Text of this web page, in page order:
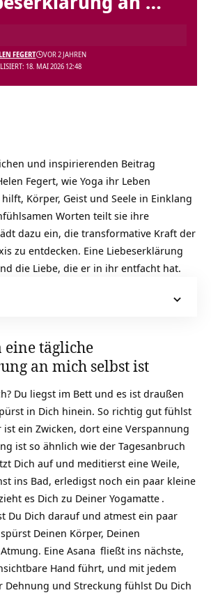
18. MAI 2026 12:48
FEGERT VOR 2 JAHREN
und inspirierenden Beitrag
Fegert, wie Yoga ihr Leben
Körper, Geist und Seele in Einklang
Worten teilt sie ihre
dazu ein, die transformative Kraft der
zu entdecken. Eine Liebeserklärung
die Liebe, die er in ihr entfacht hat.
eine tägliche
an mich selbst ist
Du liegst im Bett und es ist draußen
in Dich hinein. So richtig gut fühlst
ist ein Zwicken, dort eine Verspannung
ist so ähnlich wie der Tagesanbruch
Dich auf und meditierst eine Weile,
ins Bad, erledigst noch ein paar kleine
es Dich zu Deiner Yogamatte .
Du Dich darauf und atmest ein paar
Deinen Körper, Deinen
Eine Asana fließt ins nächste,
Hand führt, und mit jedem
Dehnung und Streckung fühlst Du Dich